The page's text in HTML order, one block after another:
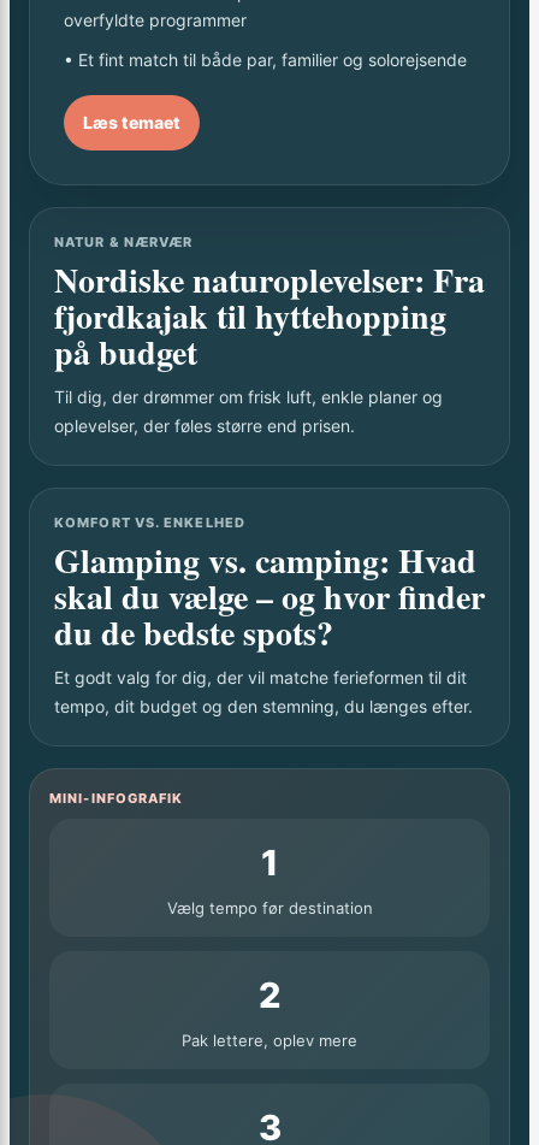
overfyldte programmer
• Et fint match til både par, familier og solorejsende
Læs temaet
NATUR & NÆRVÆR
Nordiske naturoplevelser: Fra
fjordkajak til hyttehopping
på budget
Til dig, der drømmer om frisk luft, enkle planer og
oplevelser, der føles større end prisen.
KOMFORT VS. ENKELHED
Glamping vs. camping: Hvad
skal du vælge – og hvor finder
du de bedste spots?
Et godt valg for dig, der vil matche ferieformen til dit
tempo, dit budget og den stemning, du længes efter.
MINI-INFOGRAFIK
1
Vælg tempo før destination
2
Pak lettere, oplev mere
3